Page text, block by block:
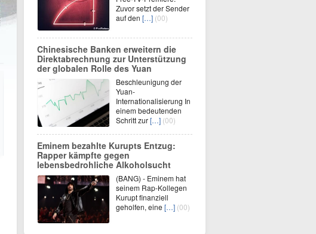
Zuvor setzt der Sender
auf den […] (00)
Chinesische Banken erweitern die
Direktabrechnung zur Unterstützung
der globalen Rolle des Yuan
Beschleunigung der
Yuan-
Internationalisierung In
einem bedeutenden
Schritt zur[…] (00)
Eminem bezahlte Kurupts Entzug:
Rapper kämpfte gegen
lebensbedrohliche Alkoholsucht
(BANG) - Eminem hat
seinem Rap-Kollegen
Kurupt finanziell
geholfen, eine […] (00)